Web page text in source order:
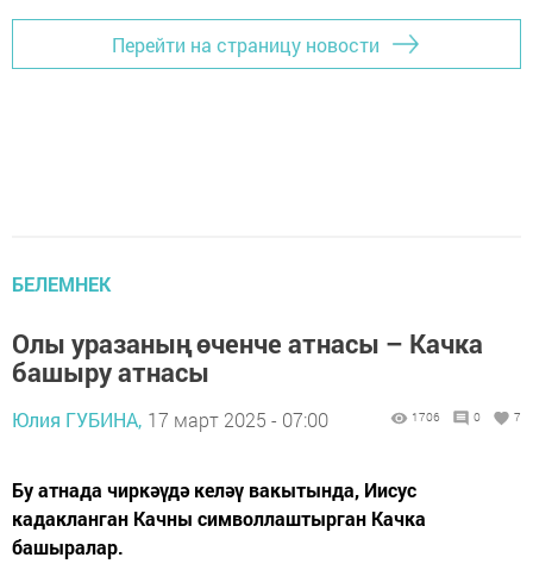
Перейти на страницу новости
БЕЛЕМНЕК
Олы уразаның өченче атнасы – Качка
башыру атнасы
Юлия ГУБИНА, 17 март 2025 - 07:00 1706 0 7
Бу атнада чиркәүдә келәү вакытында, Иисус
кадакланган Качны символлаштырган Качка
башыралар.